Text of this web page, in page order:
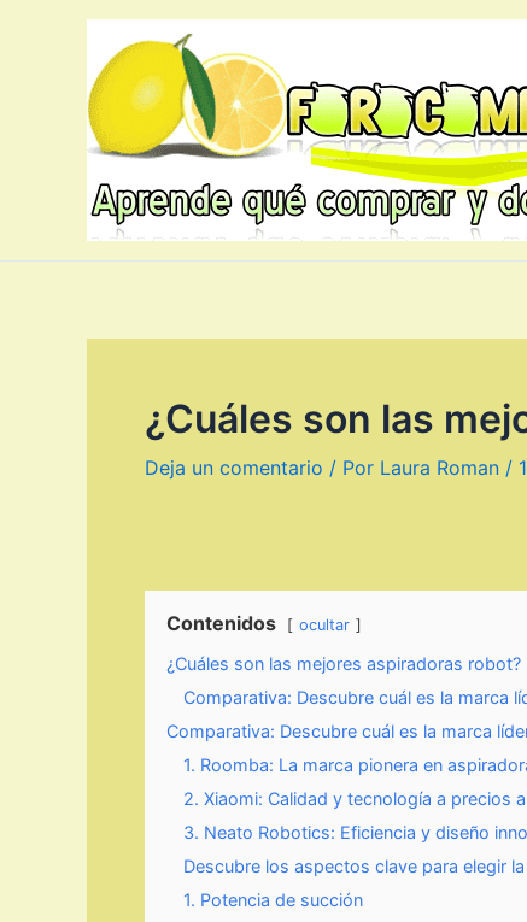
¿Cuáles son las
Deja un comentario / Por Laura Roman /
Contenidos ocultar
¿Cuáles son las mejores aspiradoras robot?
Comparativa: Descubre cuál es la marca
Comparativa: Descubre cuál es la marca
1. Roomba: La marca pionera en
2. Xiaomi: Calidad y tecnología a precios
3. Neato Robotics: Eficiencia y diseño
Descubre los aspectos clave para elegir
1. Potencia de succión